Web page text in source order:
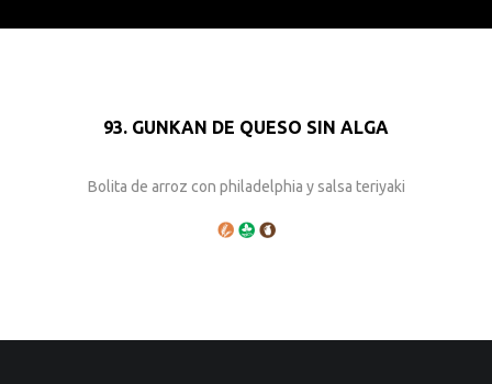
93. GUNKAN DE QUESO SIN ALGA
Bolita de arroz con philadelphia y salsa teriyaki